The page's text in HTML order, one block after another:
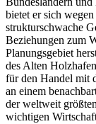
bietet er sich
strukturschwache
Beziehungen zum
Planungsgebiet
des Alten
für den Handel mit
an einem
der weltweit
wichtigen